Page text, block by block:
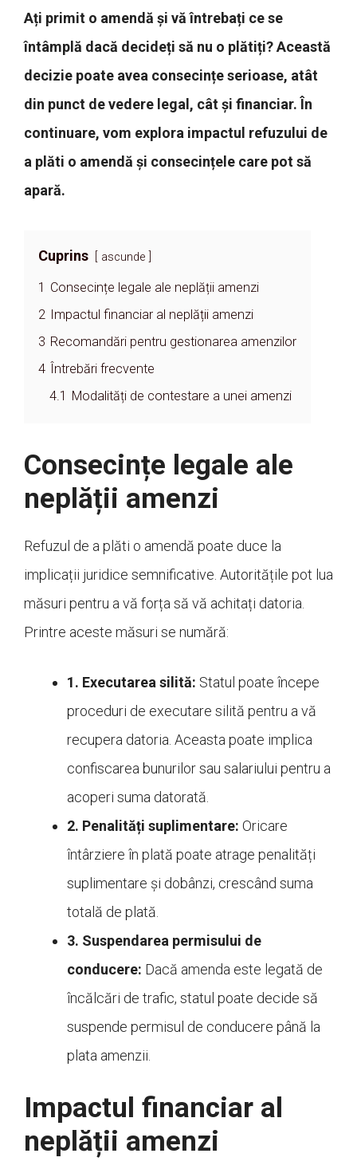
Ați primit o amendă și vă întrebați ce se
întâmplă dacă decideți să nu o plătiți? Această
decizie poate avea consecințe serioase, atât
din punct de vedere legal, cât și financiar. În
continuare, vom explora impactul refuzului de
a plăti o amendă și consecințele care pot să
apară.
Cuprins ascunde
1 Consecințe legale ale neplății amenzi
2
Impactul financiar al neplății amenzi
3 Recomandări pentru gestionarea amenzilor
4
Întrebări frecvente
4.1
Modalități de contestare a unei amenzi
Consecințe legale ale
neplății amenzi
Refuzul de a plăti o amendă poate duce la
implicații juridice semnificative. Autoritățile pot lua
măsuri pentru a vă forța să vă achitați datoria.
Printre aceste măsuri se numără:
1. Executarea silită: Statul poate începe
proceduri de executare silită pentru a vă
recupera datoria. Aceasta poate implica
confiscarea bunurilor sau salariului pentru a
acoperi suma datorată.
2. Penalități suplimentare: Oricare
întârziere în plată poate atrage penalități
suplimentare și dobânzi, crescând suma
totală de plată.
3. Suspendarea permisului de
conducere: Dacă amenda este legată de
încălcări de trafic, statul poate decide să
suspende permisul de conducere până la
plata amenzii.
Impactul financiar al
neplății amenzi